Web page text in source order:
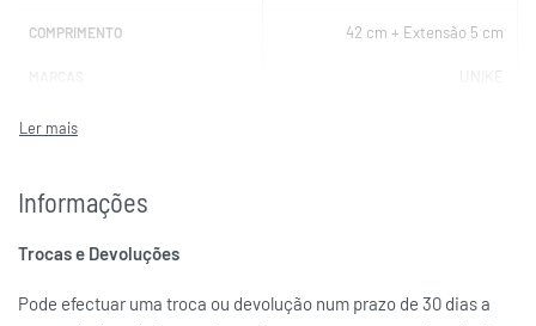
COMPRIMENTO 42 cm + Extensão 5 cm
Informações
Trocas e Devoluções
Pode efectuar uma troca ou devolução num prazo de 30 dias a